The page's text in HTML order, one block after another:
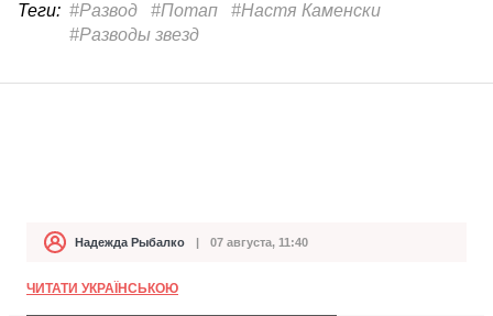
Теги: #Развод #Потап
#Настя Каменски
#Разводы звезд